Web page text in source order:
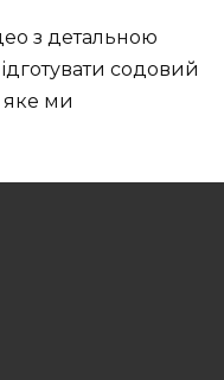
з детальною
содовий
яке ми